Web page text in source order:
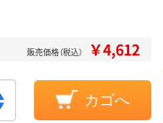
販売価格（税込） ￥4,612
カゴへ